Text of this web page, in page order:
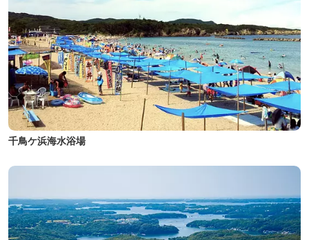
千鳥ケ浜海水浴場